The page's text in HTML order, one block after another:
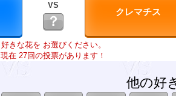
VS
？
好きな花を お選びください。
現在 27回の投票があります！
他の好